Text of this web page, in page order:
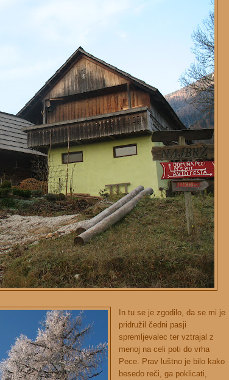
In tu se je zgodilo, da se mi je
pridružil čedni pasji
spremljevalec ter vztrajal z
menoj na celi poti do vrha
Pece. Prav luštno je bilo kako
besedo reči, ga poklicati,